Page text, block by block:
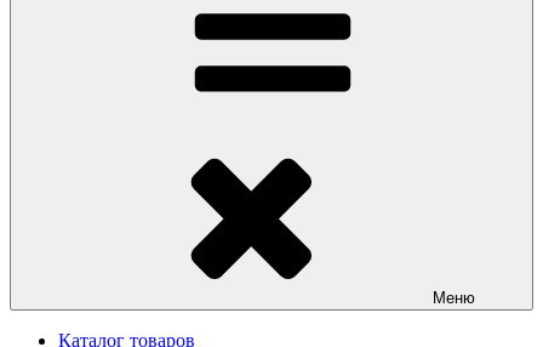
Меню
Каталог товаров